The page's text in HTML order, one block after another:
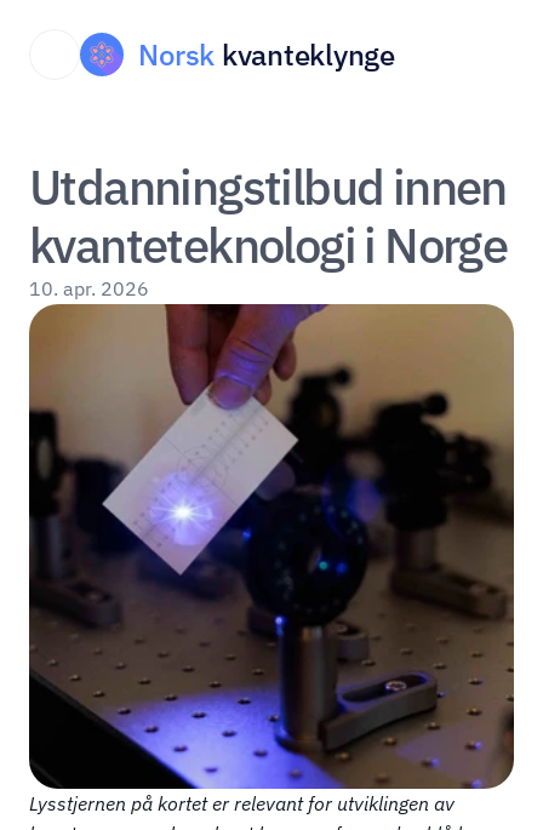
Norsk kvanteklynge
Utdanningstilbud innen
kvanteteknologi i Norge
10. apr. 2026
Lysstjernen på kortet er relevant for utviklingen av